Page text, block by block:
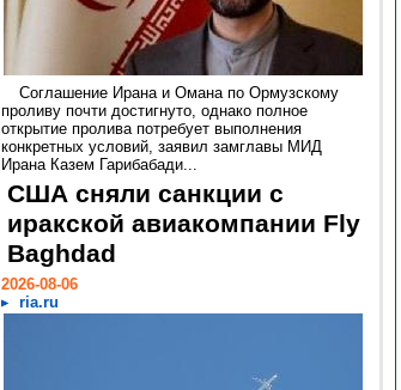
Соглашение Ирана и Омана по Ормузскому
проливу почти достигнуто, однако полное
открытие пролива потребует выполнения
конкретных условий, заявил замглавы МИД
Ирана Казем Гарибабади...
США сняли санкции с
иракской авиакомпании Fly
Baghdad
2026-08-06
ria.ru